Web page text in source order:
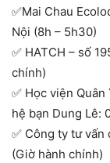
✅Mai Chau
Nội (8h – 5h30)
✅ HATCH – số
chính)
✅ Học viện
hệ bạn Dung Lê:
✅ Công ty tư vấn
(Giờ hành chính)